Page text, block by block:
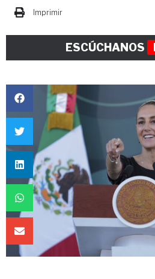
Imprimir
ESCÚCHANOS